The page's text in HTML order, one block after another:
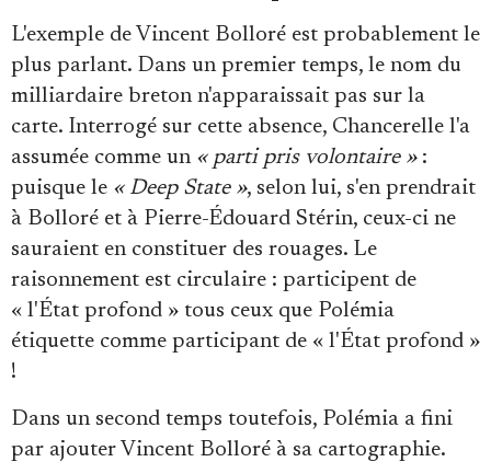
L'exemple de Vincent Bolloré est probablement le
plus parlant. Dans un premier temps, le nom du
milliardaire breton n'apparaissait pas sur la
carte. Interrogé sur cette absence, Chancerelle l'a
assumée comme un « parti pris volontaire »:
puisque le « Deep State », selon lui, s'en prendrait
à Bolloré et à Pierre-Édouard Stérin, ceux-ci ne
sauraient en constituer des rouages. Le
raisonnement est circulaire : participent de
« l'État profond » tous ceux que Polémia
étiquette comme participant de « l'État profond »
!
Dans un second temps toutefois, Polémia a fini
par ajouter Vincent Bolloré à sa cartographie.